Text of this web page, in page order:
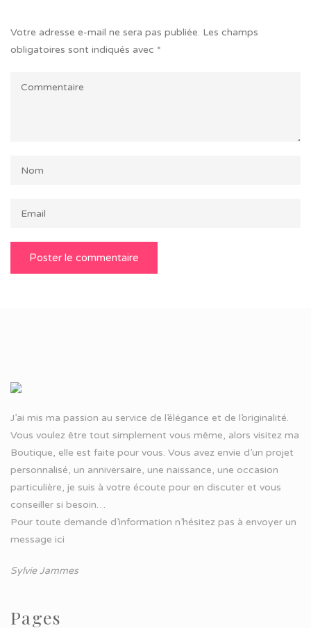
Votre adresse e-mail ne sera pas publiée. Les champs
obligatoires sont indiqués avec *
J’ai mis ma passion au service de l’élégance et de l’originalité.
Vous voulez être tout simplement vous même, alors visitez ma
Boutique, elle est faite pour vous. Vous avez envie d’un projet
personnalisé, un anniversaire, une naissance, une occasion
particulière, je suis à votre écoute pour en discuter et vous
conseiller si besoin…
Pour toute demande d’information n’hésitez pas à envoyer un
message ici
Sylvie Jammes
Pages